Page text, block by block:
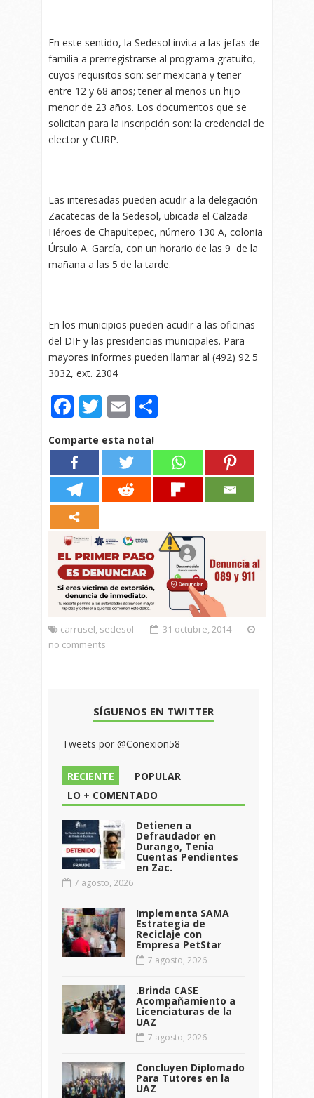
En este sentido, la Sedesol invita a las jefas de
familia a prerregistrarse al programa gratuito,
cuyos requisitos son: ser mexicana y tener
entre 12 y 68 años; tener al menos un hijo
menor de 23 años. Los documentos que se
solicitan para la inscripción son: la credencial de
elector y CURP.
Las interesadas pueden acudir a la delegación
Zacatecas de la Sedesol, ubicada el Calzada
Héroes de Chapultepec, número 130 A, colonia
Úrsulo A. García, con un horario de las 9 de la
mañana a las 5 de la tarde.
En los municipios pueden acudir a las oficinas
del DIF y las presidencias municipales. Para
mayores informes pueden llamar al (492) 92 5
3032, ext. 2304
Facebook
Twitter
Email
Comparte esta nota!
carrusel, sedesol
31 octubre, 2014
no comments
SÍGUENOS EN TWITTER
Tweets por @Conexion58
RECIENTE
POPULAR
LO + COMENTADO
Detienen a
Defraudador en
Durango, Tenia
Cuentas Pendientes
en Zac.
7 agosto, 2026
Implementa SAMA
Estrategia de
Reciclaje con
Empresa PetStar
7 agosto, 2026
.Brinda CASE
Acompañamiento a
Licenciaturas de la
UAZ
7 agosto, 2026
Concluyen Diplomado
Para Tutores en la
UAZ